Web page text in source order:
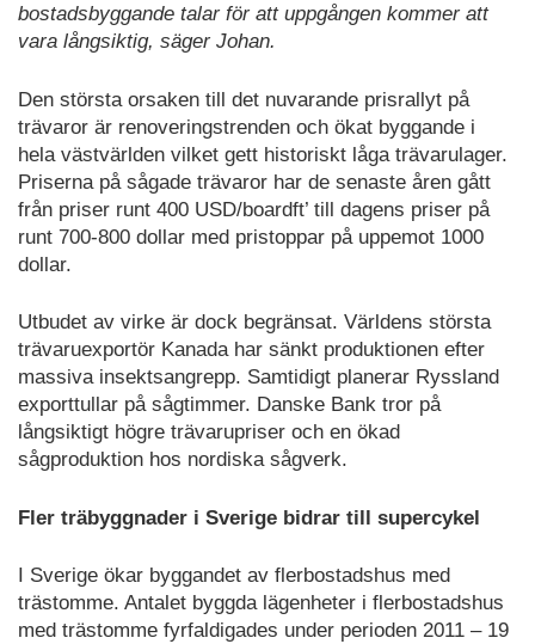
bostadsbyggande talar för att uppgången kommer att
vara långsiktig, säger Johan.
Den största orsaken till det nuvarande prisrallyt på
trävaror är renoveringstrenden och ökat byggande i
hela västvärlden vilket gett historiskt låga trävarulager.
Priserna på sågade trävaror har de senaste åren gått
från priser runt 400 USD/boardft’ till dagens priser på
runt 700-800 dollar med pristoppar på uppemot 1000
dollar.
Utbudet av virke är dock begränsat. Världens största
trävaruexportör Kanada har sänkt produktionen efter
massiva insektsangrepp. Samtidigt planerar Ryssland
exporttullar på sågtimmer. Danske Bank tror på
långsiktigt högre trävarupriser och en ökad
sågproduktion hos nordiska sågverk.
Fler träbyggnader i Sverige bidrar till supercykel
I Sverige ökar byggandet av flerbostadshus med
trästomme. Antalet byggda lägenheter i flerbostadshus
med trästomme fyrfaldigades under perioden 2011 – 19